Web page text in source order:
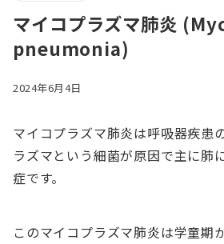
マイコプラズマ肺炎
pneumonia)
2024年6月4日
マイコプラズマ肺炎は呼吸器疾患
ラズマという細菌が原因で主に肺
症です。
このマイコプラズマ肺炎は学童期